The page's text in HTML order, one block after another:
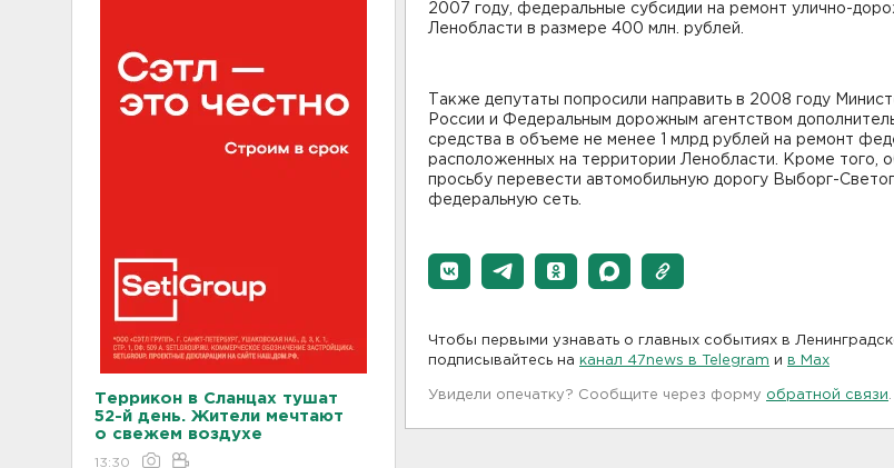
Террикон в Сланцах тушат
52-й день. Жители мечтают
о свежем воздухе
13:30
2007 году, федеральные субсидии на ремонт улично-
Ленобласти в размере 400 млн. рублей.
Также депутаты попросили направить в 2008 году
России и Федеральным дорожным агентством
средства в объеме не менее 1 млрд рублей на ремонт
расположенных на территории Ленобласти. Кроме того,
просьбу перевести автомобильную дорогу Выборг-
федеральную сеть.
Чтобы первыми узнавать о главных событиях в
подписывайтесь на канал 47news в Telegram и в Maх
Увидели опечатку? Сообщите через форму обратной связи